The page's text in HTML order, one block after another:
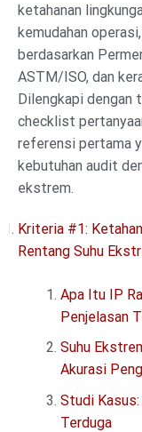
ketahanan
kemudahan
berdasarkan
ASTM/ISO, dan
Dilengkapi dengan
checklist
referensi pertama
kebutuhan audit
ekstrem.
Kriteria #1:
Rentang Suhu
Apa Itu IP
Penjelasan
Suhu
Akurasi
Studi
Terduga